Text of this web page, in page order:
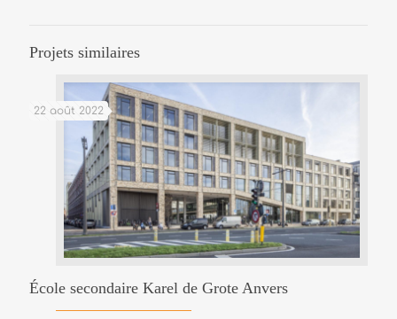
Projets similaires
22 août 2022
École secondaire Karel de Grote Anvers